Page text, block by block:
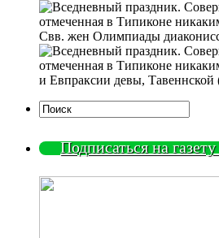
Свв. жен Олимпиады
и Евпраксии девы, Тавеннской
Подписаться на газету